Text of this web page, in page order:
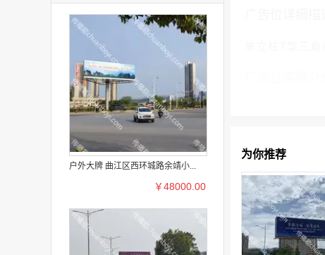
户外大牌 曲江区西环城路余靖小...
￥48000.00
为你推荐